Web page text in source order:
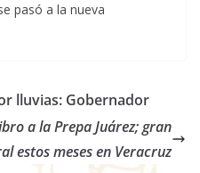
pasó a la nueva
lluvias: Gobernador
a la Prepa Juárez; gran
estos meses en Veracruz